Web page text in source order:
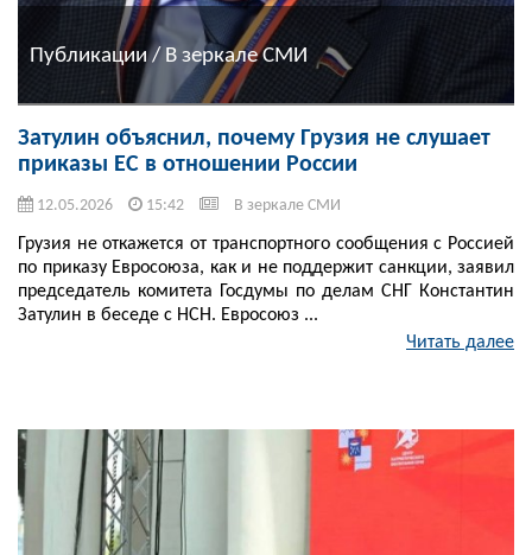
Публикации / В зеркале СМИ
Затулин объяснил, почему Грузия не слушает
приказы ЕС в отношении России
12.05.2026 15:42 В зеркале СМИ
Грузия не откажется от транспортного сообщения с Россией
по приказу Евросоюза, как и не поддержит санкции, заявил
председатель комитета Госдумы по делам СНГ Константин
Затулин в беседе с НСН. Евросоюз ...
Читать далее